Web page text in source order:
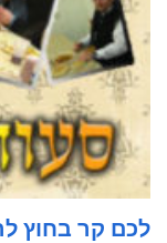
לכם קר בחוץ